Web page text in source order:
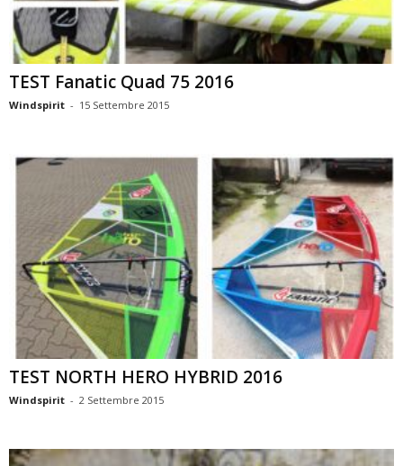
TEST Fanatic Quad 75 2016
Windspirit - 15 Settembre 2015
TEST NORTH HERO HYBRID 2016
Windspirit - 2 Settembre 2015